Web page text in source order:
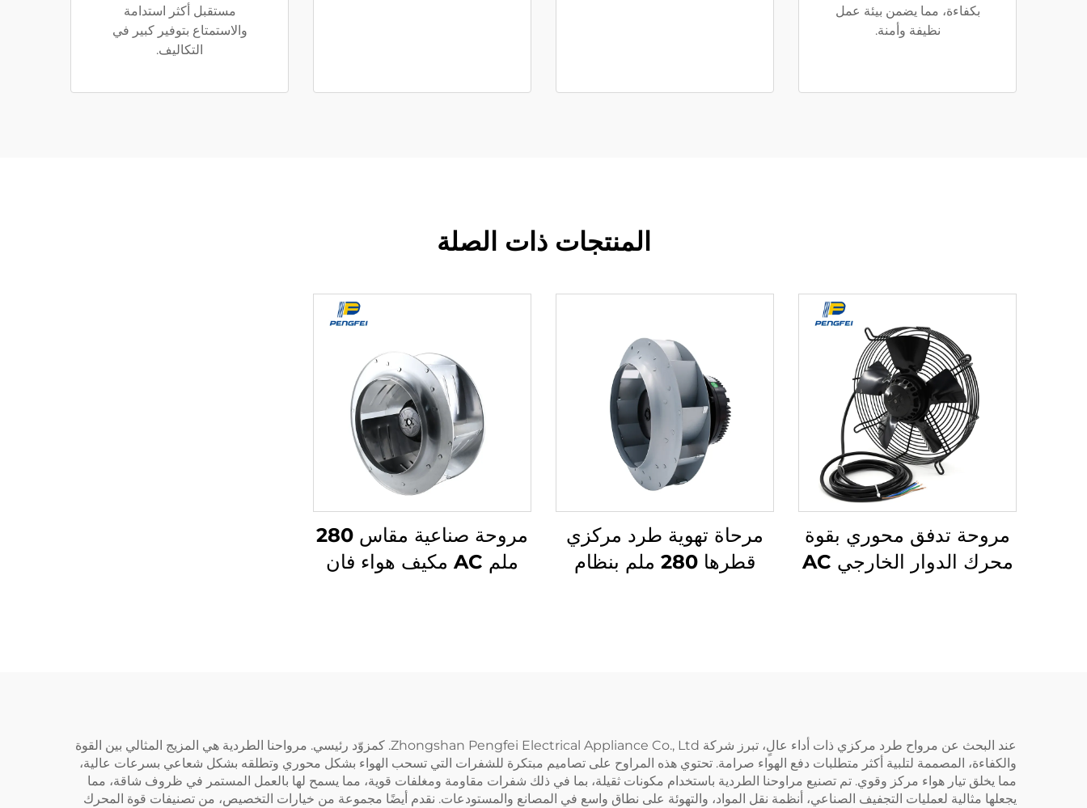
بكفاءة، مما يضمن بيئة عمل
نظيفة وأمنة.
مستقبل أكثر استدامة
والاستمتاع بتوفير كبير في
التكاليف.
المنتجات ذات الصلة
مروحة تدفق محوري بقوة
محرك الدوار الخارجي AC
مرحاة تهوية طرد مركزي
قطرها 280 ملم بنظام
مروحة صناعية مقاس 280
ملم AC مكيف هواء فان
عند البحث عن مرواح طرد مركزي ذات أداء عالٍ، تبرز شركة Zhongshan Pengfei Electrical Appliance Co., Ltd. كمزوّد رئيسي. مرواحنا الطردية هي المزيج المثالي بين القوة
والكفاءة، المصممة لتلبية أكثر متطلبات دفع الهواء صرامة. تحتوي هذه المراوح على تصاميم مبتكرة للشفرات التي تسحب الهواء بشكل محوري وتطلقه بشكل شعاعي بسرعات عالية،
مما يخلق تيار هواء مركز وقوي. تم تصنيع مراوحنا الطردية باستخدام مكونات ثقيلة، بما في ذلك شفرات مقاومة ومغلفات قوية، مما يسمح لها بالعمل المستمر في ظروف شاقة، مما
يجعلها مثالية لعمليات التجفيف الصناعي، أنظمة نقل المواد، والتهوئة على نطاق واسع في المصانع والمستودعات. نقدم أيضًا مجموعة من خيارات التخصيص، من تصنيفات قوة المحرك